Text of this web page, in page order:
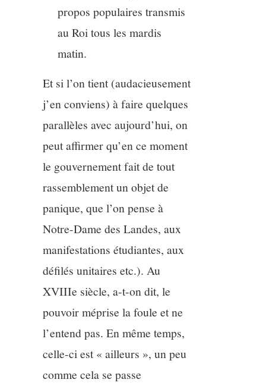
propos populaires transmis
au Roi tous les mardis
matin.
Et si l’on tient (audacieusement
j’en conviens) à faire quelques
parallèles avec aujourd’hui, on
peut affirmer qu’en ce moment
le gouvernement fait de tout
rassemblement un objet de
panique, que l’on pense à
Notre-Dame des Landes, aux
manifestations étudiantes, aux
défilés unitaires etc.). Au
XVIIIe siècle, a-t-on dit, le
pouvoir méprise la foule et ne
l’entend pas. En même temps,
celle-ci est « ailleurs », un peu
comme cela se passe